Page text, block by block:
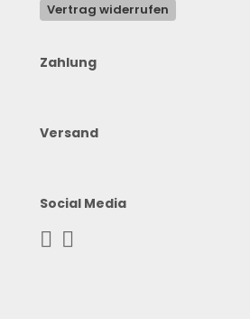
Vertrag widerrufen
Zahlung
Versand
Social Media